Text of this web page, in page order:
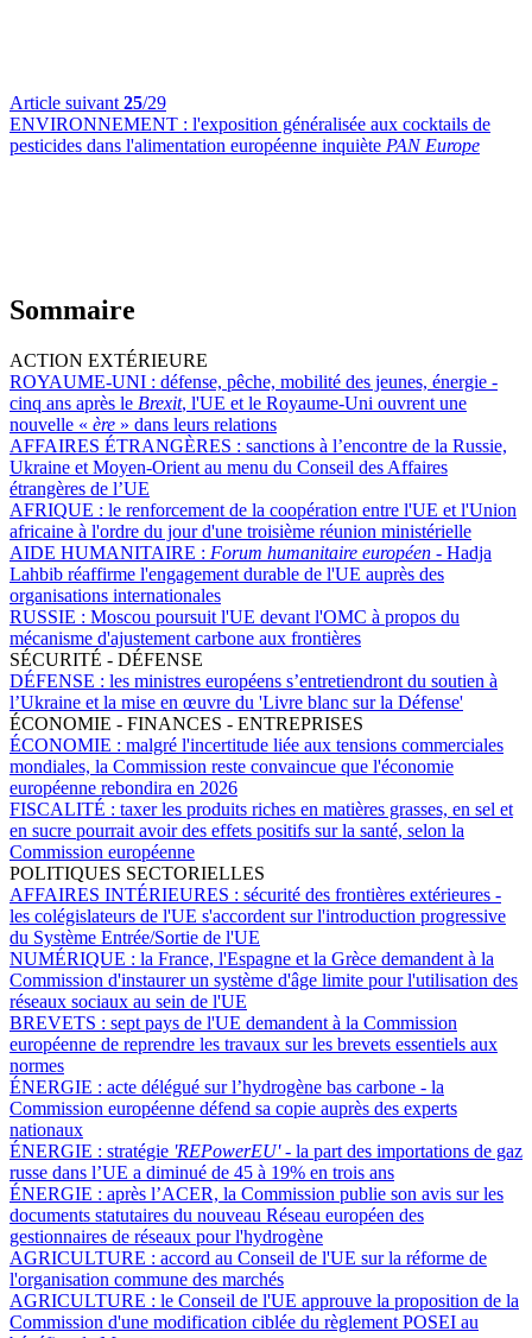
Article suivant 25/29
ENVIRONNEMENT : l'exposition généralisée aux cocktails de
pesticides dans l'alimentation européenne inquiète PAN Europe
Sommaire
ACTION EXTÉRIEURE
ROYAUME-UNI : défense, pêche, mobilité des jeunes, énergie -
cinq ans après le Brexit, l'UE et le Royaume-Uni ouvrent une
nouvelle « ère » dans leurs relations
AFFAIRES ÉTRANGÈRES : sanctions à l’encontre de la Russie,
Ukraine et Moyen-Orient au menu du Conseil des Affaires
étrangères de l’UE
AFRIQUE : le renforcement de la coopération entre l'UE et l'Union
africaine à l'ordre du jour d'une troisième réunion ministérielle
AIDE HUMANITAIRE : Forum humanitaire européen - Hadja
Lahbib réaffirme l'engagement durable de l'UE auprès des
organisations internationales
RUSSIE : Moscou poursuit l'UE devant l'OMC à propos du
mécanisme d'ajustement carbone aux frontières
SÉCURITÉ - DÉFENSE
DÉFENSE : les ministres européens s’entretiendront du soutien à
l’Ukraine et la mise en œuvre du 'Livre blanc sur la Défense'
ÉCONOMIE - FINANCES - ENTREPRISES
ÉCONOMIE : malgré l'incertitude liée aux tensions commerciales
mondiales, la Commission reste convaincue que l'économie
européenne rebondira en 2026
FISCALITÉ : taxer les produits riches en matières grasses, en sel et
en sucre pourrait avoir des effets positifs sur la santé, selon la
Commission européenne
POLITIQUES SECTORIELLES
AFFAIRES INTÉRIEURES : sécurité des frontières extérieures -
les colégislateurs de l'UE s'accordent sur l'introduction progressive
du Système Entrée/Sortie de l'UE
NUMÉRIQUE : la France, l'Espagne et la Grèce demandent à la
Commission d'instaurer un système d'âge limite pour l'utilisation des
réseaux sociaux au sein de l'UE
BREVETS : sept pays de l'UE demandent à la Commission
européenne de reprendre les travaux sur les brevets essentiels aux
normes
ÉNERGIE : acte délégué sur l’hydrogène bas carbone - la
Commission européenne défend sa copie auprès des experts
nationaux
ÉNERGIE : stratégie 'REPowerEU' - la part des importations de gaz
russe dans l’UE a diminué de 45 à 19% en trois ans
ÉNERGIE : après l’ACER, la Commission publie son avis sur les
documents statutaires du nouveau Réseau européen des
gestionnaires de réseaux pour l'hydrogène
AGRICULTURE : accord au Conseil de l'UE sur la réforme de
l'organisation commune des marchés
AGRICULTURE : le Conseil de l'UE approuve la proposition de la
Commission d'une modification ciblée du règlement POSEI au